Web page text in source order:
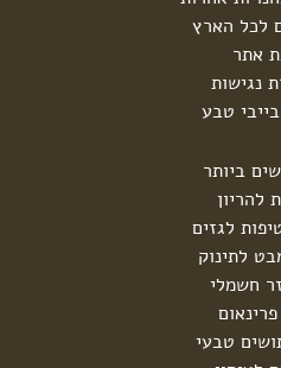
לכל הארץ
אתר
נגישות
טבע
ביותר
להריון
לגזים
לתינוק
חשמלי
טבעי